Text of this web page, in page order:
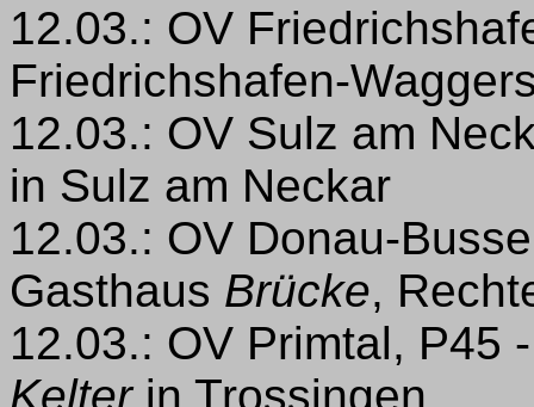
12.03.: OV
Friedrichshafen-
12.03.: OV Sulz am
in Sulz am Neckar
12.03.: OV Donau-
Gasthaus Brücke,
12.03.: OV Primtal, P45
Kelterin Trossingen